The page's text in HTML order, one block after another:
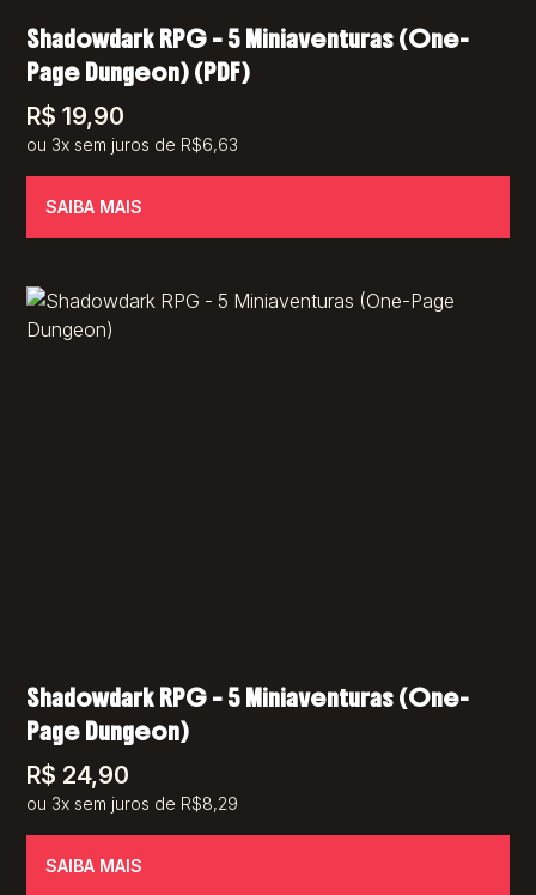
Shadowdark RPG – 5 Miniaventuras (One-
Page Dungeon) (PDF)
R$ 19,90
ou 3x sem juros de R$6,63
SAIBA MAIS
Shadowdark RPG – 5 Miniaventuras (One-
Page Dungeon)
R$ 24,90
ou 3x sem juros de R$8,29
SAIBA MAIS